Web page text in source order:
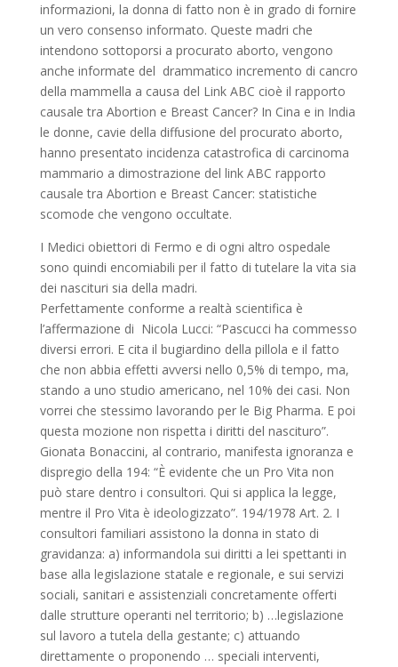
informazioni, la donna di fatto non è in grado di fornire
un vero consenso informato. Queste madri che
intendono sottoporsi a procurato aborto, vengono
anche informate del drammatico incremento di cancro
della mammella a causa del Link ABC cioè il rapporto
causale tra Abortion e Breast Cancer? In Cina e in India
le donne, cavie della diffusione del procurato aborto,
hanno presentato incidenza catastrofica di carcinoma
mammario a dimostrazione del link ABC rapporto
causale tra Abortion e Breast Cancer: statistiche
scomode che vengono occultate.
I Medici obiettori di Fermo e di ogni altro ospedale
sono quindi encomiabili per il fatto di tutelare la vita sia
dei nascituri sia della madri.
Perfettamente conforme a realtà scientifica è
l’affermazione di Nicola Lucci: “Pascucci ha commesso
diversi errori. E cita il bugiardino della pillola e il fatto
che non abbia effetti avversi nello 0,5% di tempo, ma,
stando a uno studio americano, nel 10% dei casi. Non
vorrei che stessimo lavorando per le Big Pharma. E poi
questa mozione non rispetta i diritti del nascituro”.
Gionata Bonaccini, al contrario, manifesta ignoranza e
dispregio della 194: “È evidente che un Pro Vita non
può stare dentro i consultori. Qui si applica la legge,
mentre il Pro Vita è ideologizzato”. 194/1978 Art. 2. I
consultori familiari assistono la donna in stato di
gravidanza: a) informandola sui diritti a lei spettanti in
base alla legislazione statale e regionale, e sui servizi
sociali, sanitari e assistenziali concretamente offerti
dalle strutture operanti nel territorio; b) …legislazione
sul lavoro a tutela della gestante; c) attuando
direttamente o proponendo … speciali interventi,